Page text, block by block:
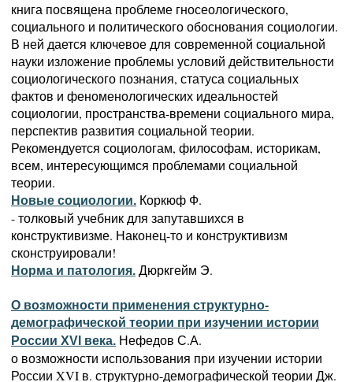
книга посвящена проблеме гносеологического,
социального и политического обоснования социологии.
В ней дается ключевое для современной социальной
науки изложение проблемы условий действительности
социологического познания, статуса социальных
фактов и феноменологических идеальностей
социологии, пространства-времени социального мира,
перспектив развития социальной теории.
Рекомендуется социологам, философам, историкам,
всем, интересующимся проблемами социальной
теории.
Новые социологии. Коркюф Ф.
- толковый учебник для запутавшихся в
конструктивизме. Наконец-то и конструктивизм
сконструировали!
Норма и патология. Дюркгейм Э.
О возможности применения структурно-
демографической теории при изучении истории
России XVI века. Нефедов С.А.
о возможности использования при изучении истории
России XVI в. структурно-демографической теории Дж.